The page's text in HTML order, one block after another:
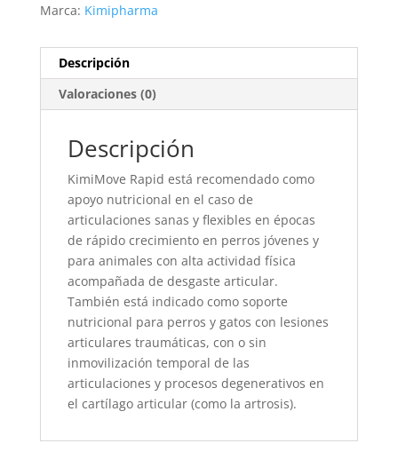
Marca: Kimipharma
Descripción
Valoraciones (0)
Descripción
KimiMove Rapid está recomendado como
apoyo nutricional en el caso de
articulaciones sanas y flexibles en épocas
de rápido crecimiento en perros jóvenes y
para animales con alta actividad física
acompañada de desgaste articular.
También está indicado como soporte
nutricional para perros y gatos con lesiones
articulares traumáticas, con o sin
inmovilización temporal de las
articulaciones y procesos degenerativos en
el cartílago articular (como la artrosis).